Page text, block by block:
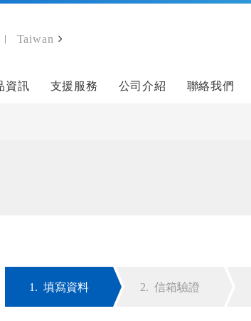
Taiwan
資訊 支援服務 公司介紹 聯絡我們
1. 填寫資料 2. 信箱驗證